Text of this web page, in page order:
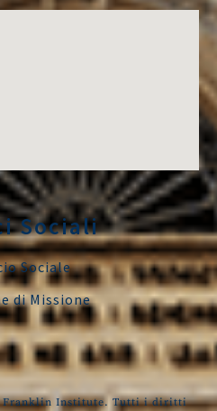
Sociali
Sociale
di Missione
Franklin Institute. Tutti i diritti